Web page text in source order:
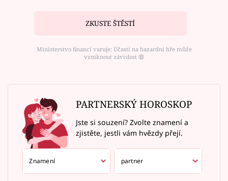
ZKUSTE ŠTĚSTÍ
Ministerstvo financí varuje: Účastí na hazardní hře může
vzniknout závislost ⑱
PARTNERSKÝ HOROSKOP
Jste si souzení? Zvolte znamení a
zjistěte, jestli vám hvězdy přejí.